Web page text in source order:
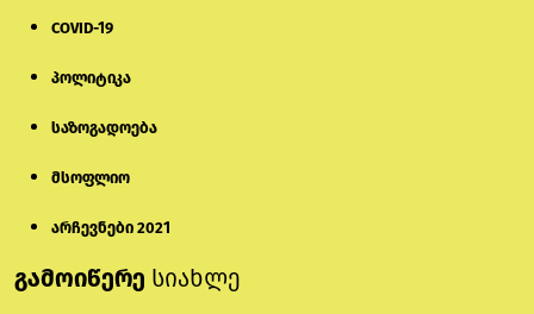
COVID-19
პოლიტიკა
საზოგადოება
მსოფლიო
არჩევნები 2021
გამოიწერე სიახლე